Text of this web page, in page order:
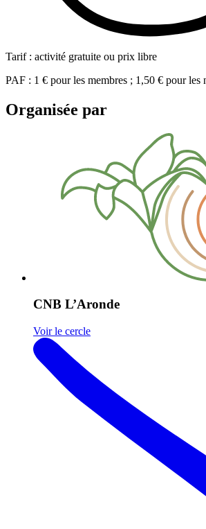
Tarif : activité gratuite ou prix libre
PAF : 1 € pour les membres ; 1,50 € pour les
Organisée par
CNB L’Aronde
Voir le cercle